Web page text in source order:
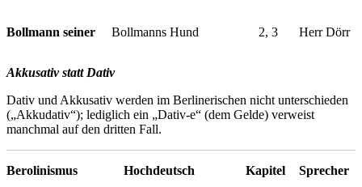
Bollmann seiner Bollmanns Hund 2, 3 Herr Dörr
Akkusativ statt Dativ
Dativ und Akkusativ werden im Berlinerischen nicht unterschieden
(„Akkudativ“); lediglich ein „Dativ-e“ (dem Gelde) verweist
manchmal auf den dritten Fall.
Berolinismus Hochdeutsch Kapitel Sprecher